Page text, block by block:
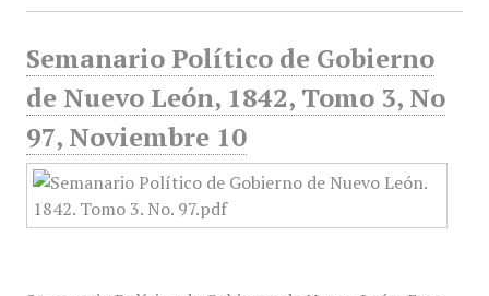
Semanario Político de Gobierno
de Nuevo León, 1842, Tomo 3, No
97, Noviembre 10